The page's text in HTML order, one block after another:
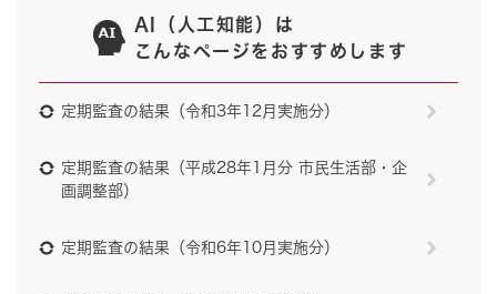
AI（人工知能）は
こんなページをおすすめします
定期監査の結果（令和3年12月実施分）
定期監査の結果（平成28年1月分 市民生活部・企
画調整部）
定期監査の結果（令和6年10月実施分）